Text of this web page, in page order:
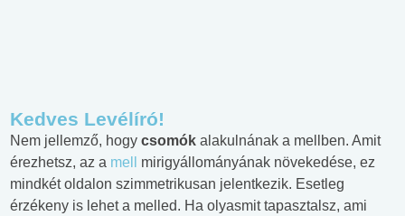
Kedves Levélíró!
Nem jellemző, hogy csomók alakulnának a mellben. Amit
érezhetsz, az a mell
mirigyállományának növekedése, ez
mindkét oldalon szimmetrikusan jelentkezik. Esetleg
érzékeny is lehet a melled. Ha olyasmit tapasztalsz, ami